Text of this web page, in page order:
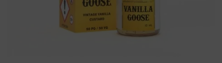
liquide Moonshiners. Disponible...